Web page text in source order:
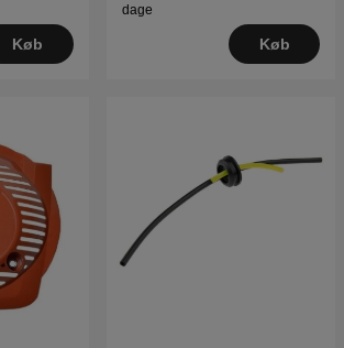
Køb
dage
Køb